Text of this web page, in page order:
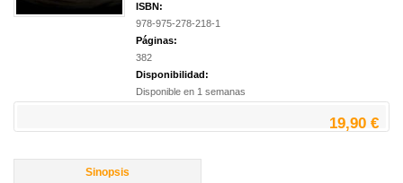
ISBN:
978-975-278-218-1
Páginas:
382
Disponibilidad:
Disponible en 1 semanas
19,90 €
Sinopsis